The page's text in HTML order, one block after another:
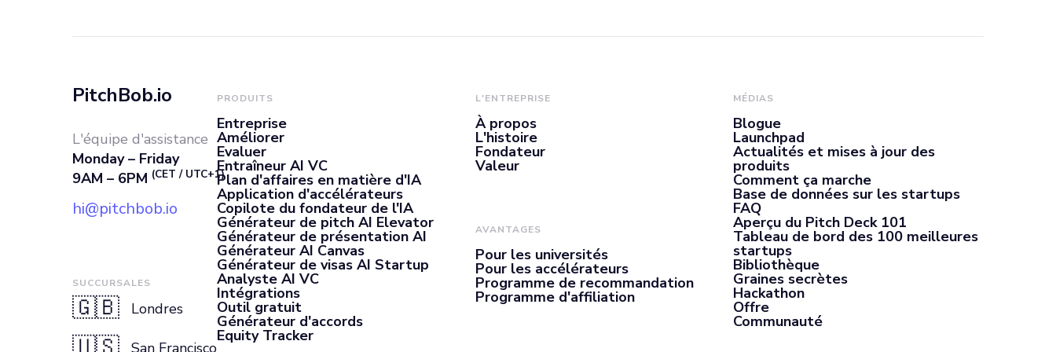
de produits, de préférence dans le domaine des
technologies de l'information, et une solide
compréhension du processus de préparation du
SAT. Connaissance de la technologie de l'IA et
PitchBob.io
L'équipe d'assistance
Monday – Friday
9AM – 6PM (CET / UTC+1)
hi@pitchbob.io
SUCCURSALES
🇬🇧 Londres
San Francisco
PRODUITS
Entreprise
Améliorer
Evaluer
Entraîneur AI VC
Plan d'affaires en matière d'IA
Application d'accélérateurs
Copilote du fondateur de l'IA
Générateur de pitch AI Elevator
Générateur de présentation AI
Générateur AI Canvas
Générateur de visas AI Startup
Analyste AI VC
Intégrations
Outil gratuit
Générateur d'accords
Equity Tracker
L'ENTREPRISE
À propos
L'histoire
Fondateur
Valeur
AVANTAGES
Pour les universités
Pour les accélérateurs
Programme de recommandation
Programme d'affiliation
MÉDIAS
Blogue
Launchpad
Actualités et mises à jour des
produits
Comment ça marche
Base de données sur les startups
FAQ
Aperçu du Pitch Deck 101
Tableau de bord des 100 meilleures
startups
Bibliothèque
Graines secrètes
Hackathon
Offre
Communauté